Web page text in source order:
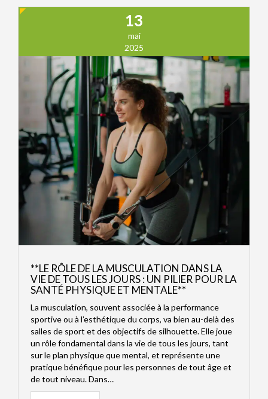
13
mai
2025
**LE RÔLE DE LA MUSCULATION DANS LA
VIE DE TOUS LES JOURS : UN PILIER POUR LA
SANTÉ PHYSIQUE ET MENTALE**
La musculation, souvent associée à la performance
sportive ou à l’esthétique du corps, va bien au-delà des
salles de sport et des objectifs de silhouette. Elle joue
un rôle fondamental dans la vie de tous les jours, tant
sur le plan physique que mental, et représente une
pratique bénéfique pour les personnes de tout âge et
de tout niveau. Dans…